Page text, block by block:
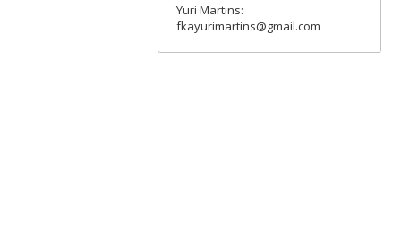
Yuri Martins:
fkayurimartins@gmail.com